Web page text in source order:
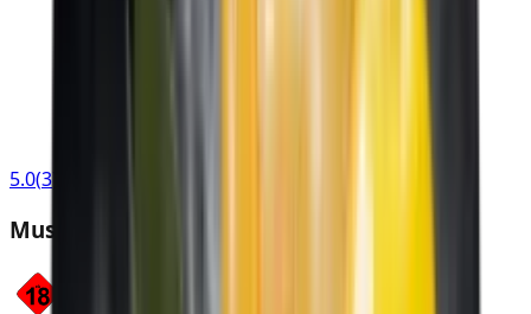
5.0(3
Must H Team Oran Tabak